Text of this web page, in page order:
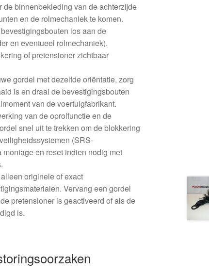
de binnenbekleding van de achterzijde
en de rolmechaniek te komen.
los aan de
en eventueel rolmechaniek).
of pretensioner zichtbaar
gordel met dezelfde oriëntatie, zorg
is en draai de bevestigingsbouten
van de voertuigfabrikant.
van de oprolfunctie en de
snel uit te trekken om de blokkering
(SRS-
en reset indien nodig met
originele of exact
Vervang een gordel
pretensioner is geactiveerd of als de
is.